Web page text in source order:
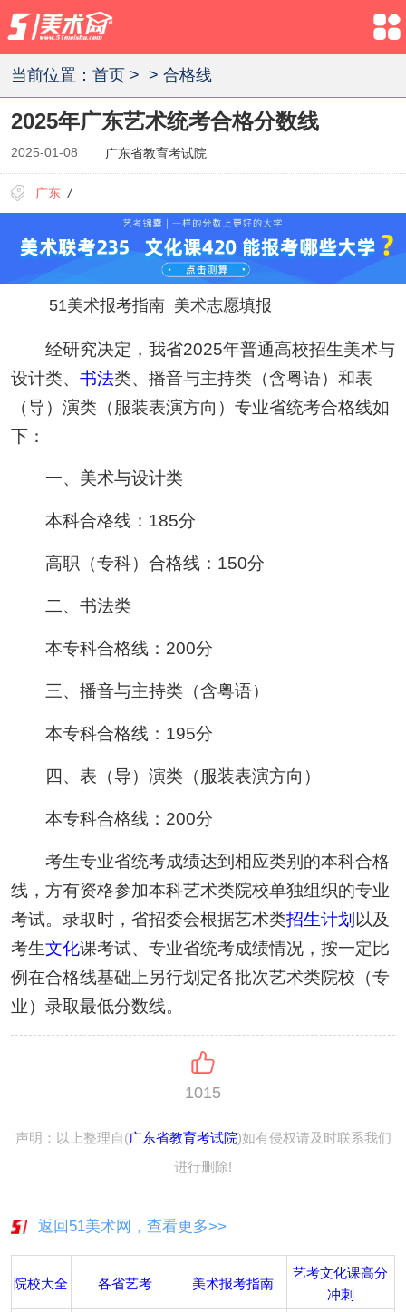
当前位置： 首页> > 合格线
2025年广东艺术统考合格分数线
2025-01-08 广东省教育考试院
广东 /
51美术报考指南 美术志愿填报
经研究决定，我省2025年普通高校招生美术与
设计类、 书法类、播音与主持类（含粤语）和表
（导）演类（服装表演方向）专业省统考合格线如
下：
一、美术与设计类
本科合格线：185分
高职（专科）合格线：150分
二、书法类
本专科合格线：200分
三、播音与主持类（含粤语）
本专科合格线：195分
四、表（导）演类（服装表演方向）
本专科合格线：200分
考生专业省统考成绩达到相应类别的本科合格
线，方有资格参加本科艺术类院校单独组织的专业
考试。录取时，省招委会根据艺术类招生计划 以及
考生文化课考试、专业省统考成绩情况，按一定比
例在合格线基础上另行划定各批次艺术类院校（专
业）录取最低分数线。
1015
声明：以上整理自(广东省教育考试院)如有侵权请及时联系我们
进行删除!
返回51美术网，查看更多>>
院校大全 各省艺考 美术报考指南
艺考文化课高分
冲刺